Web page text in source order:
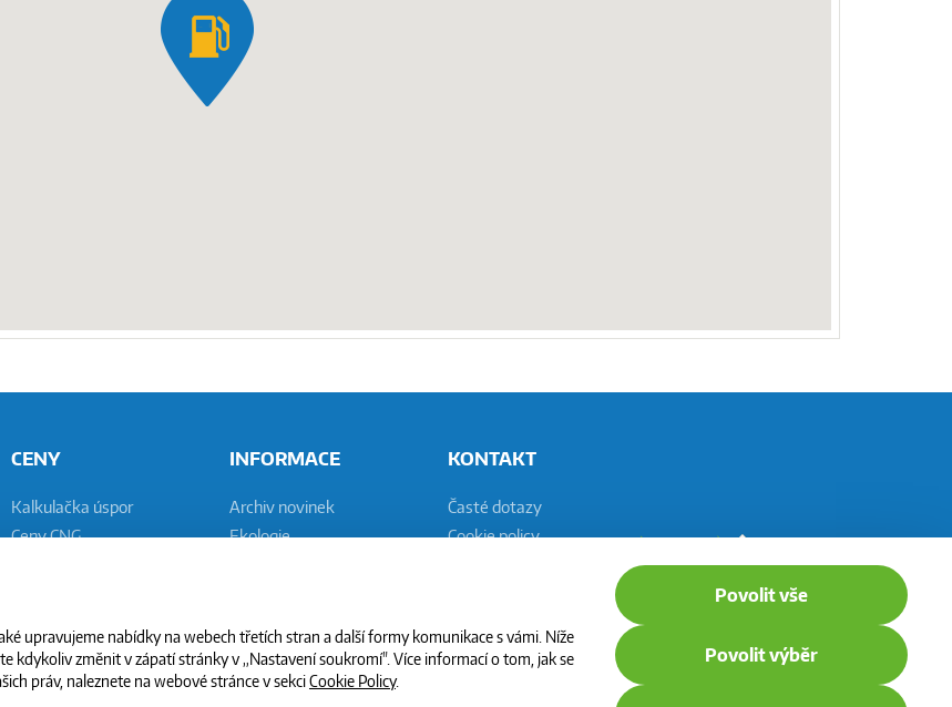
upravujeme nabídky na webech třetích stran a další formy komunikace s vámi. Níže
změnit v zápatí stránky v „Nastavení soukromí". Více informací o tom, jak se
práv, naleznete na webové stránce v sekciCookie Policy.
Povolit vše
Povolit výběr
CENY
Kalkulačka úspor
Ceny CNG
INFORMACE
Archiv novinek
Ekologie
KONTAKT
Časté dotazy
Cookie policy